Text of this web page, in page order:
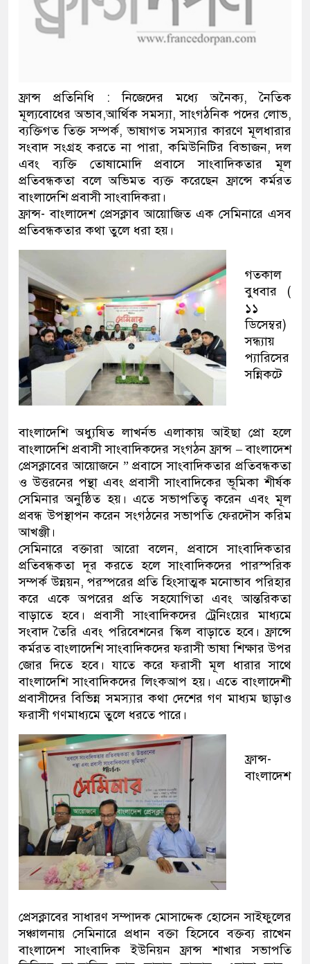
ফ্রান্স প্রতিনিধি : নিজেদের মধ্যে অনৈক্য, নৈতিক
মূল্যবোধের অভাব,আর্থিক সমস্যা, সাংগঠনিক পদের লোভ,
ব্যক্তিগত তিক্ত সম্পর্ক, ভাষাগত সমস্যার কারণে মূলধারার
সংবাদ সংগ্রহ করতে না পারা, কমিউনিটির বিভাজন, দল
এবং ব্যক্তি তোষামোদি প্রবাসে সাংবাদিকতার মূল
প্রতিবন্ধকতা বলে অভিমত ব্যক্ত করেছেন ফ্রান্সে কর্মরত
বাংলাদেশি প্রবাসী সাংবাদিকরা।
ফ্রান্স- বাংলাদেশ প্রেসক্লাব আয়োজিত এক সেমিনারে এসব
প্রতিবন্ধকতার কথা তুলে ধরা হয়।
গতকাল
বুধবার (
১১
ডিসেম্বর)
সন্ধ্যায়
প্যারিসের
সন্নিকটে
বাংলাদেশি অধ্যুষিত লাখর্নভ এলাকায় আইছা প্রো হলে
বাংলাদেশি প্রবাসী সাংবাদিকদের সংগঠন ফ্রান্স – বাংলাদেশ
প্রেসক্লাবের আয়োজনে ” প্রবাসে সাংবাদিকতার প্রতিবন্ধকতা
ও উত্তরনের পন্থা এবং প্রবাসী সাংবাদিকের ভূমিকা শীর্ষক
সেমিনার অনুষ্ঠিত হয়। এতে সভাপতিত্ব করেন এবং মূল
প্রবন্ধ উপস্থাপন করেন সংগঠনের সভাপতি ফেরদৌস করিম
আখঞ্জী।
সেমিনারে বক্তারা আরো বলেন, প্রবাসে সাংবাদিকতার
প্রতিবন্ধকতা দূর করতে হলে সাংবাদিকদের পারস্পরিক
সম্পর্ক উন্নয়ন, পরস্পরের প্রতি হিংসাত্মক মনোভাব পরিহার
করে একে অপরের প্রতি সহযোগিতা এবং আন্তরিকতা
বাড়াতে হবে। প্রবাসী সাংবাদিকদের ট্রেনিংয়ের মাধ্যমে
সংবাদ তৈরি এবং পরিবেশনের স্কিল বাড়াতে হবে। ফ্রান্সে
কর্মরত বাংলাদেশি সাংবাদিকদের ফরাসী ভাষা শিক্ষার উপর
জোর দিতে হবে। যাতে করে ফরাসী মূল ধারার সাথে
বাংলাদেশি সাংবাদিকদের লিংকআপ হয়। এতে বাংলাদেশী
প্রবাসীদের বিভিন্ন সমস্যার কথা দেশের গণ মাধ্যম ছাড়াও
ফরাসী গণমাধ্যমে তুলে ধরতে পারে।
ফ্রান্স-
বাংলাদেশ
প্রেসক্লাবের সাধারণ সম্পাদক মোসাদ্দেক হোসেন সাইফুলের
সঞ্চালনায় সেমিনারে প্রধান বক্তা হিসেবে বক্তব্য রাখেন
বাংলাদেশ সাংবাদিক ইউনিয়ন ফ্রান্স শাখার সভাপতি